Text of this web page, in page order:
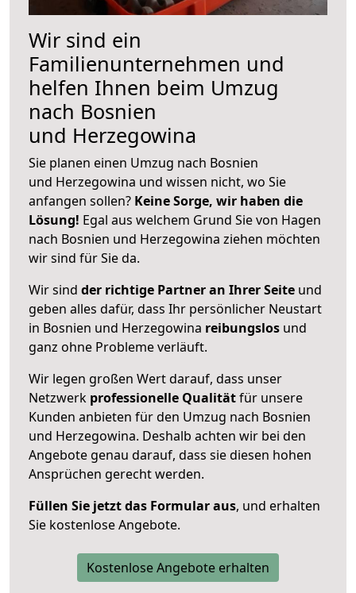
Wir sind ein
Familienunternehmen und
helfen Ihnen beim Umzug
nach Bosnien
und Herzegowina
Sie planen einen Umzug nach Bosnien
und Herzegowina und wissen nicht, wo Sie
anfangen sollen? Keine Sorge, wir haben die
Lösung! Egal aus welchem Grund Sie von Hagen
nach Bosnien und Herzegowina ziehen möchten
wir sind für Sie da.
Wir sind der richtige Partner an Ihrer Seite und
geben alles dafür, dass Ihr persönlicher Neustart
in Bosnien und Herzegowina reibungslos und
ganz ohne Probleme verläuft.
Wir legen großen Wert darauf, dass unser
Netzwerk professionelle Qualitätfür unsere
Kunden anbieten für den Umzug nach Bosnien
und Herzegowina. Deshalb achten wir bei den
Angebote genau darauf, dass sie diesen hohen
Ansprüchen gerecht werden.
Füllen Sie jetzt das Formular aus, und erhalten
Sie kostenlose Angebote.
Kostenlose Angebote erhalten